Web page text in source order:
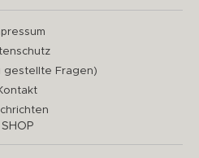
gestellte Fragen)
SHOP